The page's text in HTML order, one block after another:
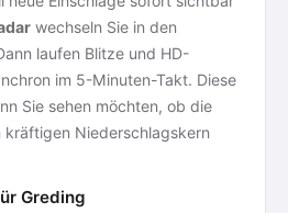
wechseln Sie in den
laufen Blitze und HD-
im 5-Minuten-Takt. Diese
Sie sehen möchten, ob die
Niederschlagskern
Greding